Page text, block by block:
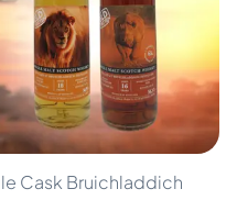
Cask Bruichladdich